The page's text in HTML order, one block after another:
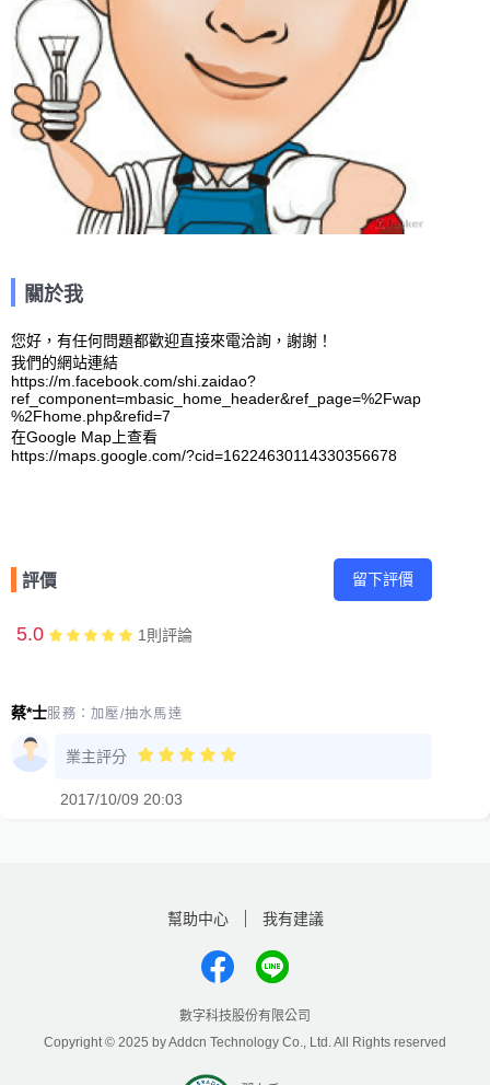
關於我
您好，有任何問題都歡迎直接來電洽詢，謝謝！
我們的網站連結
https://m.facebook.com/shi.zaidao?
ref_component=mbasic_home_header&ref_page=%2Fwap
%2Fhome.php&refid=7
在Google Map上查看
https://maps.google.com/?cid=16224630114330356678
評價 留下評價
5.0 1 則評論
蔡*士服務：加壓/抽水馬達
業主評分
2017/10/09 20:03
幫助中心 我有建議
數字科技股份有限公司
Copyright © 2025 by Addcn Technology Co., Ltd. All Rights reserved